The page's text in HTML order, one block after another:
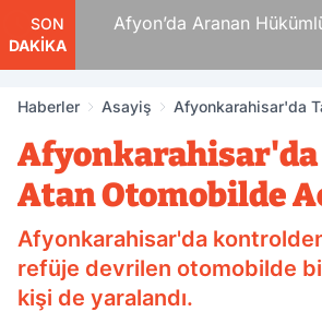
SON
DAKİKA
Afyon’da Aranan Hükümlü
Haberler Asayiş
Afyonkarahisar'da
Afyonkarahisar'da
Atan Otomobilde
Afyonkarahisar'da
refüje devrilen otomobilde
kişi de yaralandı.